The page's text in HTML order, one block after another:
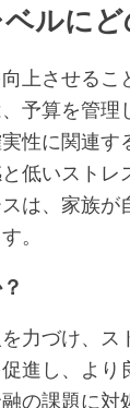
ルに
上させる
予算を管理
性に関連す
低いスト
は、家族
。
力づけ、
進し、よ
の課題に